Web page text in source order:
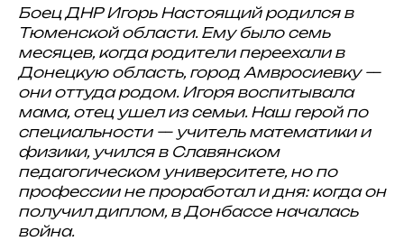
Боец ДНР Игорь Настоящий родился в
Тюменской области. Ему было семь
месяцев, когда родители переехали в
Донецкую область, город Амвросиевку —
они оттуда родом. Игоря воспитывала
мама, отец ушел из семьи. Наш герой по
специальности — учитель математики и
физики, учился в Славянском
педагогическом университете, но по
профессии не проработал и дня: когда он
получил диплом, в Донбассе началась
война.